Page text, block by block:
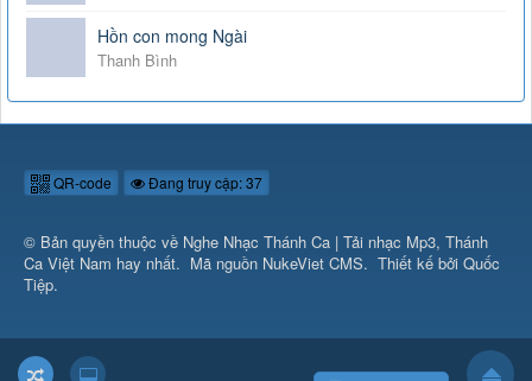
Hồn con mong Ngài
Thanh Bình
QR-code Đang truy cập: 37
© Bản quyền thuộc về Nghe Nhạc Thánh Ca | Tải nhạc Mp3, Thánh
Ca Việt Nam hay nhất. Mã nguồn NukeViet CMS. Thiết kế bởi Quốc
Tiệp.